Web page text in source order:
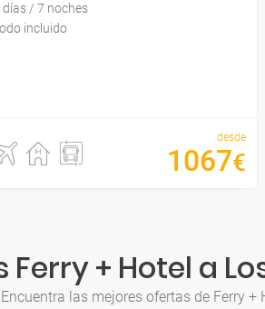
días / 7 noches
incluido
desde
1067€
Ferry + Hotel a
Encuentra las mejores ofertas de Ferry